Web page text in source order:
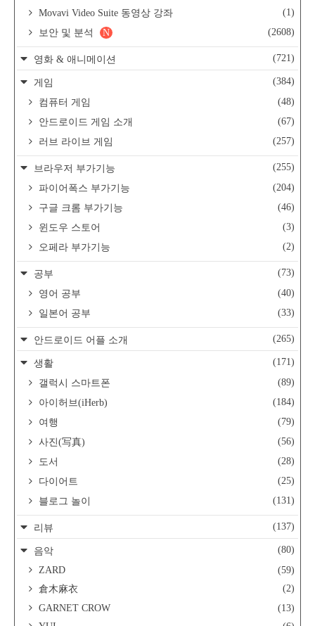
Movavi Video Suite 동영상 강좌
(1)
보안 및 분석
(2608)
N
영화 & 애니메이션 (721)
게임
(384)
컴퓨터 게임
(48)
안드로이드 게임 소개
(67)
러브 라이브 게임
(257)
브라우저 부가기능
(255)
파이어폭스 부가기능
(204)
구글 크롬 부가기능
(46)
윈도우 스토어
(3)
오페라 부가기능
(2)
공부
(73)
영어 공부
(40)
일본어 공부
(33)
안드로이드 어플 소개 (265)
생활
(171)
갤럭시 스마트폰
(89)
아이허브(iHerb)
(184)
여행
(79)
사진(写真)
(56)
도서
(28)
다이어트
(25)
블로그 놀이
(131)
리뷰 (137)
음악
(80)
ZARD
(59)
倉木麻衣
(2)
GARNET CROW
(13)